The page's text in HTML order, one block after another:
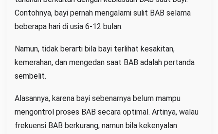
Contohnya, bayi pernah mengalami sulit BAB selama
beberapa hari di usia 6-12 bulan.
Namun, tidak berarti bila bayi terlihat kesakitan,
kemerahan, dan mengedan saat BAB adalah pertanda
sembelit.
Alasannya, karena bayi sebenarnya belum mampu
mengontrol proses BAB secara optimal. Artinya, walau
frekuensi BAB berkurang, namun bila kekenyalan